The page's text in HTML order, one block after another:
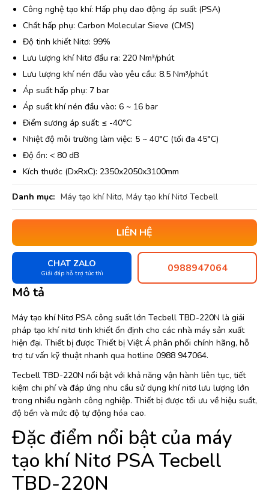
Công nghệ tạo khí: Hấp phụ dao động áp suất (PSA)
Chất hấp phụ: Carbon Molecular Sieve (CMS)
Độ tinh khiết Nitơ: 99%
Lưu lượng khí Nitơ đầu ra: 220 Nm³/phút
Lưu lượng khí nén đầu vào yêu cầu: 8.5 Nm³/phút
Áp suất hấp phụ: 7 bar
Áp suất khí nén đầu vào: 6 ~ 16 bar
Điểm sương áp suất: ≤ -40°C
Nhiệt độ môi trường làm việc: 5 ~ 40°C (tối đa 45°C)
Độ ồn: < 80 dB
Kích thước (DxRxC): 2350x2050x3100mm
Danh mục: Máy tạo khí Nitơ, Máy tạo khí Nitơ Tecbell
LIÊN HỆ
CHAT ZALO
Giải đáp hỗ trợ tức thì 0988947064
Mô tả
Máy tạo khí Nitơ PSA công suất lớn Tecbell TBD-220N là giải
pháp tạo khí nitơ tinh khiết ổn định cho các nhà máy sản xuất
hiện đại. Thiết bị được Thiết bị Việt Á phân phối chính hãng, hỗ
trợ tư vấn kỹ thuật nhanh qua hotline 0988 947064.
Tecbell TBD-220N nổi bật với khả năng vận hành liên tục, tiết
kiệm chi phí và đáp ứng nhu cầu sử dụng khí nitơ lưu lượng lớn
trong nhiều ngành công nghiệp. Thiết bị được tối ưu về hiệu suất,
độ bền và mức độ tự động hóa cao.
Đặc điểm nổi bật của máy
tạo khí Nitơ PSA Tecbell
TBD-220N